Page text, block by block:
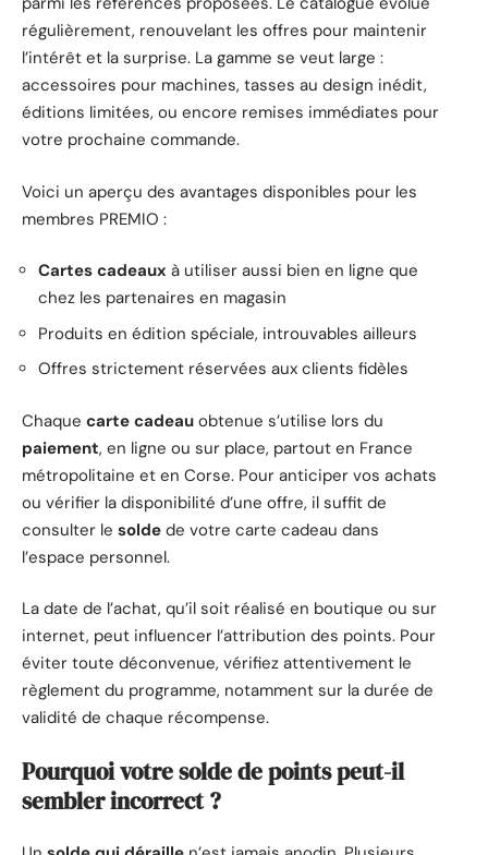
régulièrement, renouvelant les offres pour maintenir
l’intérêt et la surprise. La gamme se veut large :
accessoires pour machines, tasses au design inédit,
éditions limitées, ou encore remises immédiates pour
votre prochaine commande.
Voici un aperçu des avantages disponibles pour les
membres PREMIO :
Cartes cadeaux à utiliser aussi bien en ligne que
chez les partenaires en magasin
Produits en édition spéciale, introuvables ailleurs
Offres strictement réservées aux clients fidèles
Chaque carte cadeau obtenue s’utilise lors du
paiement, en ligne ou sur place, partout en France
métropolitaine et en Corse. Pour anticiper vos achats
ou vérifier la disponibilité d’une offre, il suffit de
consulter le solde de votre carte cadeau dans
l’espace personnel.
La date de l’achat, qu’il soit réalisé en boutique ou sur
internet, peut influencer l’attribution des points. Pour
éviter toute déconvenue, vérifiez attentivement le
règlement du programme, notamment sur la durée de
validité de chaque récompense.
Pourquoi votre solde de points peut-il
sembler incorrect ?